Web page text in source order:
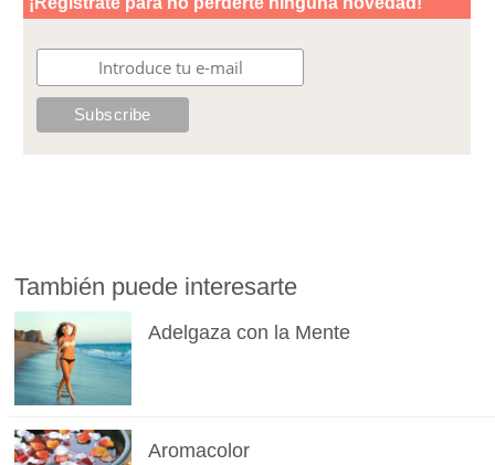
También puede interesarte
Adelgaza con la Mente
Aromacolor